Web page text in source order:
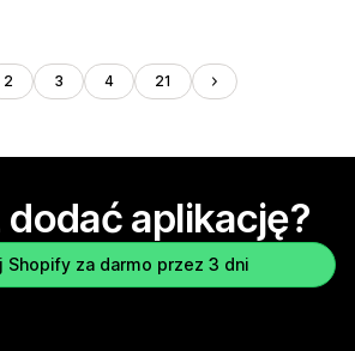
2 3 4 21
aplikację?
Shopify za darmo przez 3 dni